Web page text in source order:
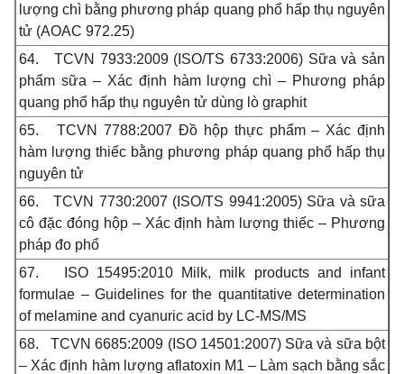
lượng chì bằng phương pháp quang phổ hấp thụ nguyên
tử (AOAC 972.25)
64.
TCVN 7933:2009 (ISO/TS 6733:2006) Sữa và sản
phẩm sữa – Xác định hàm lượng chì – Phương pháp
quang phổ hấp thụ nguyên tử dùng lò graphit
65.
TCVN 7788:2007 Đồ hộp thực phẩm – Xác định
hàm lượng thiếc bằng phương pháp quang phổ hấp thụ
nguyên tử
66.
TCVN 7730:2007 (ISO/TS 9941:2005) Sữa và sữa
cô đặc đóng hộp – Xác định hàm lượng thiếc – Phương
pháp đo phổ
67.
ISO 15495:2010 Milk, milk products and infant
formulae – Guidelines for the quantitative determination
of melamine and cyanuric acid by LC-MS/MS
68.
TCVN 6685:2009 (ISO 14501:2007) Sữa và sữa bột
– Xác định hàm lượng aflatoxin M1 – Làm sạch bằng sắc